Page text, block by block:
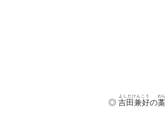
◎ 吉田兼好
よしだけんこう
の
わ